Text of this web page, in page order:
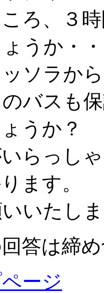
ろ、３
うか・
ソラか
バスも
うか？
らっし
ます。
いたし
答は締
ージ